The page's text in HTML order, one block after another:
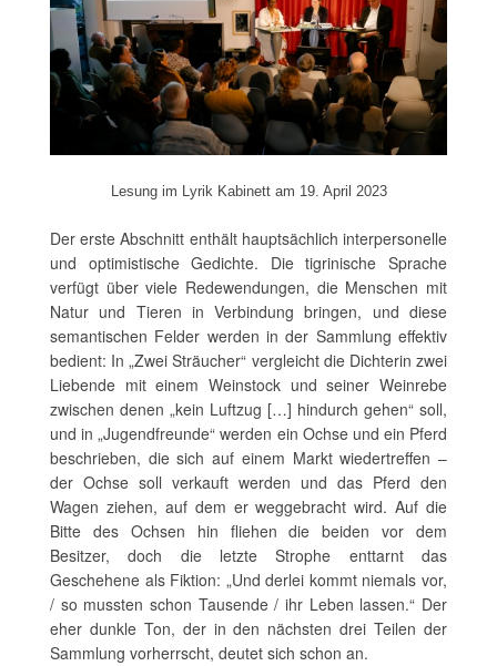
Lesung im Lyrik Kabinett am 19. April 2023
Der erste Abschnitt enthält hauptsächlich interpersonelle
und optimistische Gedichte. Die tigrinische Sprache
verfügt über viele Redewendungen, die Menschen mit
Natur und Tieren in Verbindung bringen, und diese
semantischen Felder werden in der Sammlung effektiv
bedient: In „Zwei Sträucher“ vergleicht die Dichterin zwei
Liebende mit einem Weinstock und seiner Weinrebe
zwischen denen „kein Luftzug […] hindurch gehen“ soll,
und in „Jugendfreunde“ werden ein Ochse und ein Pferd
beschrieben, die sich auf einem Markt wiedertreffen –
der Ochse soll verkauft werden und das Pferd den
Wagen ziehen, auf dem er weggebracht wird. Auf die
Bitte des Ochsen hin fliehen die beiden vor dem
Besitzer, doch die letzte Strophe enttarnt das
Geschehene als Fiktion: „Und derlei kommt niemals vor,
/ so mussten schon Tausende / ihr Leben lassen.“ Der
eher dunkle Ton, der in den nächsten drei Teilen der
Sammlung vorherrscht, deutet sich schon an.